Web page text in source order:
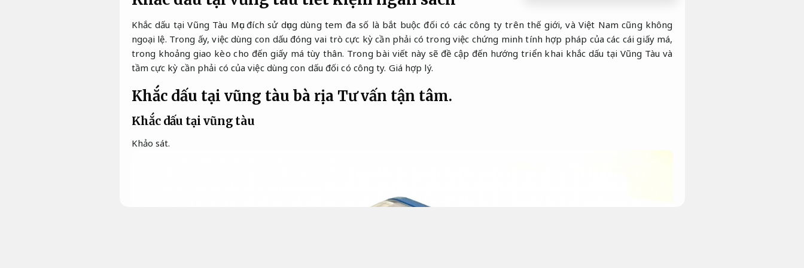
Khắc dấu tại Vũng Tàu Mục đích sử dụng dùng tem đa số là bắt buộc đối có các công ty trên thế giới, và Việt Nam cũng không
ngoại lệ. Trong ấy, việc dùng con dấu đóng vai trò cực kỳ cần phải có trong việc chứng minh tính hợp pháp của các cái giấy má,
trong khoảng giao kèo cho đến giấy má tùy thân. Trong bài viết này sẽ đề cập đến hướng triển khai khắc dấu tại Vũng Tàu và
tầm cực kỳ cần phải có của việc dùng con dấu đối có công ty. Giá hợp lý.
Khắc dấu tại vũng tàu bà rịa Tư vấn tận tâm.
Khắc dấu tại vũng tàu
Khảo sát.